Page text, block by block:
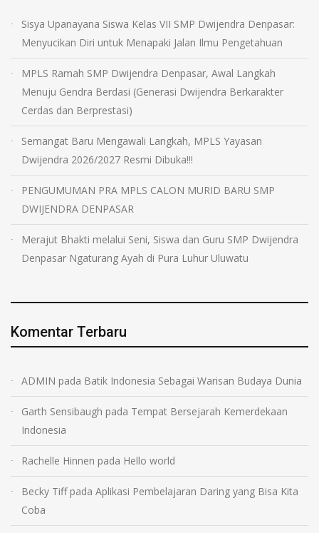
Sisya Upanayana Siswa Kelas VII SMP Dwijendra Denpasar:
Menyucikan Diri untuk Menapaki Jalan Ilmu Pengetahuan
MPLS Ramah SMP Dwijendra Denpasar, Awal Langkah
Menuju Gendra Berdasi (Generasi Dwijendra Berkarakter
Cerdas dan Berprestasi)
Semangat Baru Mengawali Langkah, MPLS Yayasan
Dwijendra 2026/2027 Resmi Dibuka!!!
PENGUMUMAN PRA MPLS CALON MURID BARU SMP
DWIJENDRA DENPASAR
Merajut Bhakti melalui Seni, Siswa dan Guru SMP Dwijendra
Denpasar Ngaturang Ayah di Pura Luhur Uluwatu
Komentar Terbaru
ADMIN pada Batik Indonesia Sebagai Warisan Budaya Dunia
Garth Sensibaugh pada Tempat Bersejarah Kemerdekaan
Indonesia
Rachelle Hinnen pada Hello world
Becky Tiffpada Aplikasi Pembelajaran Daring yang Bisa Kita
Coba